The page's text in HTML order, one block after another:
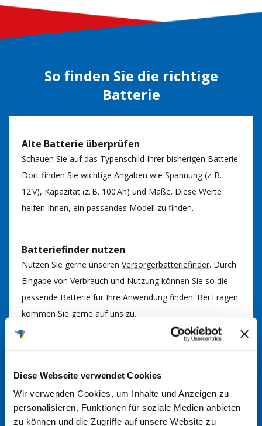
Diese Webseite verwendet Cookies
Wir verwenden Cookies, um Inhalte und Anzeigen zu
personalisieren, Funktionen für soziale Medien anbieten
zu können und die Zugriffe auf unsere Website zu
So finden Sie die richtige
Batterie
Alte Batterie überprüfen
Schauen Sie auf das Typenschild Ihrer bisherigen Batterie.
Dort finden Sie wichtige Angaben wie Spannung (z. B.
12 V), Kapazität (z. B. 100 Ah) und Maße. Diese Werte
helfen Ihnen, ein passendes Modell zu finden.
Batteriefinder nutzen
Nutzen Sie gerne unseren Versorgerbatteriefinder. Durch
Eingabe von Verbrauch und Nutzung können Sie so die
passende Batterie für Ihre Anwendung finden. Bei Fragen
kommen Sie gerne auf uns zu.
In der Regel finden Sie im Handbuch Ihrer Anlage
die erforderlichen Spezifikationen und Größen angegeben.